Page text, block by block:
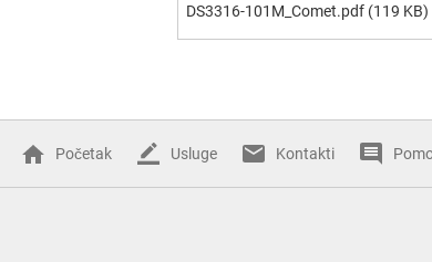
DS3316-101M_Comet.pdf (119 KB)
Početak Usluge Kontakti